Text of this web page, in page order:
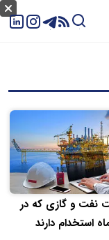
نفت و گازی که در
استخدام دارند